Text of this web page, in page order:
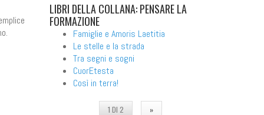
LIBRI DELLA COLLANA: PENSARE LA
FORMAZIONE
Famiglie e Amoris Laetitia
Le stelle e la strada
Tra segni e sogni
CuorEtesta
Così in terra!
1 DI 2 »